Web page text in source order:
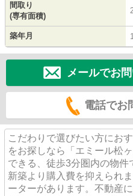
間取り
(専有面積)
築年月
メールでお
電話でお
こだわりで選びたい方にお
をお探しなら「エミール松
できる、徒歩3分圏内の物
新築より購入費を抑えられ
ーターがあります。不動産